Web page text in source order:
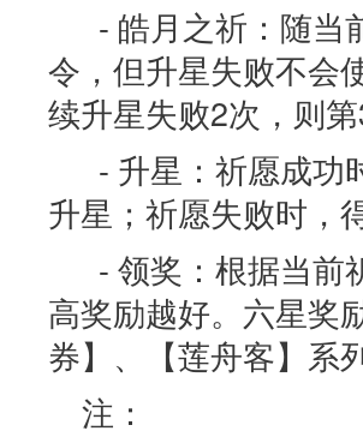
- 皓月之祈：随当
令，但升星失败不会
续升星失败2次，则
- 升星：祈愿成功
升星；祈愿失败时，
- 领奖：根据当前
高奖励越好。六星奖
券】、【莲舟客】系
注：